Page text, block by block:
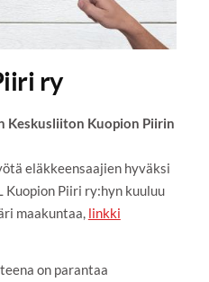
ry
Keskusliiton Kuopion Piirin
eläkkeensaajien hyväksi
Kuopion Piiri ry:hyn kuuluu
maakuntaa, linkki
on parantaa